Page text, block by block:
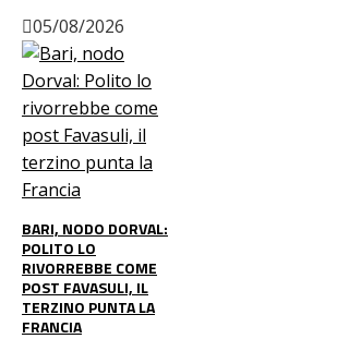
05/08/2026
BARI, NODO DORVAL:
POLITO LO
RIVORREBBE COME
POST FAVASULI, IL
TERZINO PUNTA LA
FRANCIA